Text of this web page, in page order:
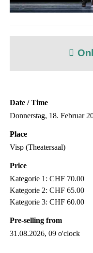
Date / Time
Donnerstag, 18. Februar
Place
Visp (Theatersaal)
Price
Kategorie 1: CHF 70.00
Kategorie 2: CHF 65.00
Kategorie 3: CHF 60.00
Pre-selling from
31.08.2026, 09 o'clock